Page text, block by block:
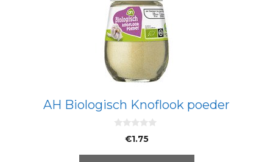
AH Biologisch Knoflook poeder
€1.75